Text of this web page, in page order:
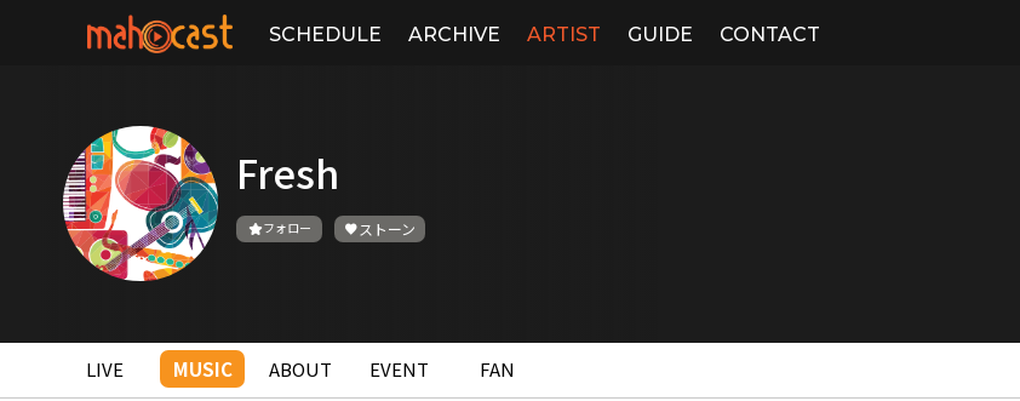
SCHEDULE ARCHIVE ARTIST GUIDE CONTACT
Fresh
フォロー ストーン
LIVE MUSIC ABOUT EVENT FAN